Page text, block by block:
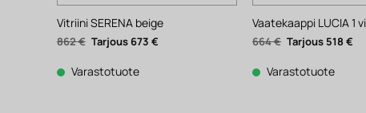
Vitriini SERENA beige
862€ Alkuperäinen
hinta
862 €.
673 €Nykyinen
hinta
Varastotuote
Vaatekaappi LUCIA 1
664€ Alkuperäinen
hinta
664 €.
518€
Varastotuote